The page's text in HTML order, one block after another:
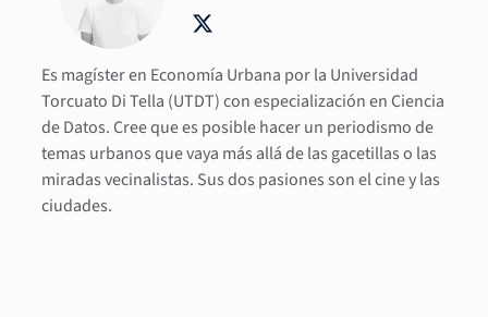
Es magíster en Economía Urbana por la Universidad
Torcuato Di Tella (UTDT) con especialización en Ciencia
de Datos. Cree que es posible hacer un periodismo de
temas urbanos que vaya más allá de las gacetillas o las
miradas vecinalistas. Sus dos pasiones son el cine y las
ciudades.